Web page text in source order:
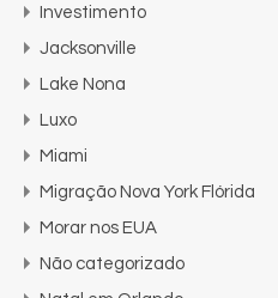
Investimento
Jacksonville
Lake Nona
Luxo
Miami
Migração Nova York Flórida
Morar nos EUA
Não categorizado